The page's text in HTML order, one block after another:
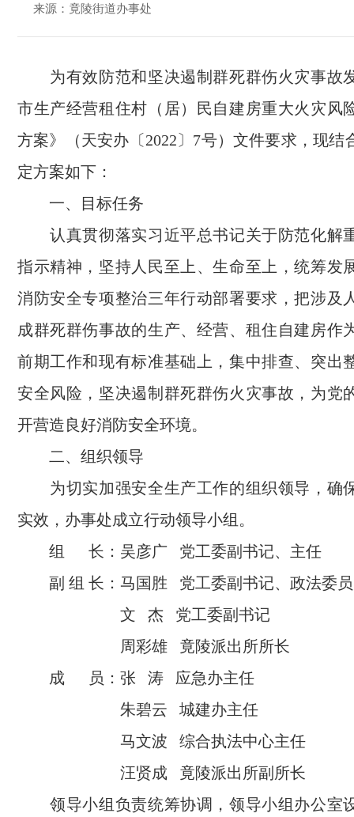
来源：竟陵街道办事处
为有效防范和坚决遏制群死群伤火灾事故
市生产经营租住村（居）民自建房重大火灾风
方案》（天安办〔2022〕7号）文件要求，现结
定方案如下：
一、目标任务
认真贯彻落实习近平总书记关于防范化解
指示精神，坚持人民至上、生命至上，统筹发
消防安全专项整治三年行动部署要求，把涉及
成群死群伤事故的生产、经营、租住自建房作
前期工作和现有标准基础上，集中排查、突出
安全风险，坚决遏制群死群伤火灾事故，为党
开营造良好消防安全环境。
二、组织领导
为切实加强安全生产工作的组织领导，确
实效，办事处成立行动领导小组。
组 长：吴彦广 党工委副书记、主任
副 组 长：马国胜 党工委副书记、政法委员
文 杰 党工委副书记
周彩雄 竟陵派出所所长
成 员：张 涛 应急办主任
朱碧云 城建办主任
马文波 综合执法中心主任
汪贤成 竟陵派出所副所长
领导小组负责统筹协调，领导小组办公室